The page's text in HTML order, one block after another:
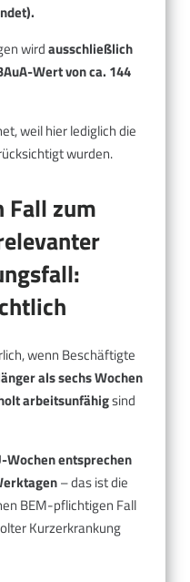
wirdausschließlich
Wert von ca. 144
weil hier lediglich die
wurden.
Fall zum
wenn Beschäftigte
als sechs Wochen
arbeitsunfähigsind
Wochen entsprechen
– das ist die
BEM-pflichtigen Fall
Kurzerkrankung